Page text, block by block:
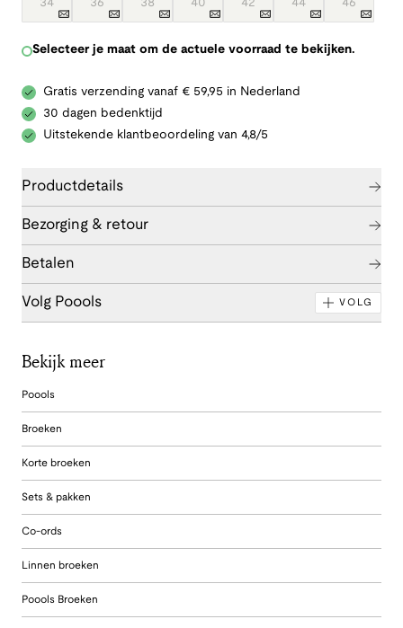
34 36 38 40 42 44 46
Selecteer je maat om de actuele voorraad te bekijken.
Gratis verzending vanaf € 59,95 in Nederland
30 dagen bedenktijd
Uitstekende klantbeoordeling van 4,8/5
Productdetails
Bezorging & retour
Betalen
Volg Poools VOLG
Bekijk meer
Poools
Broeken
Korte broeken
Sets & pakken
Co-ords
Linnen broeken
Poools Broeken